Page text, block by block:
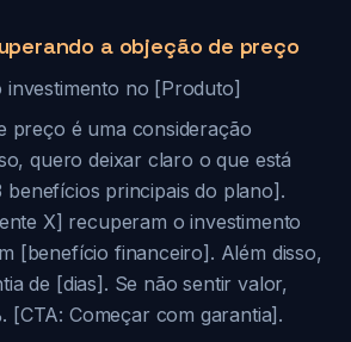
a objeção de preço
investimento no [Produto]
preço é uma consideração
quero deixar claro o que está
benefícios principais do plano].
X] recuperam o investimento
[benefício financeiro]. Além disso,
de [dias]. Se não sentir valor,
[CTA: Começar com garantia].